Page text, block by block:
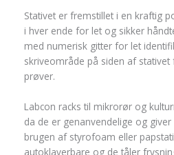
Stativet er fremstillet i en kraftig
i hver ende for let og sikker
med numerisk gitter for let
skriveområde på siden af
prøver.
Labcon racks til mikrorør og
da de er genanvendelige og
brugen af styrofoam eller
autoklaverbare og de tåler